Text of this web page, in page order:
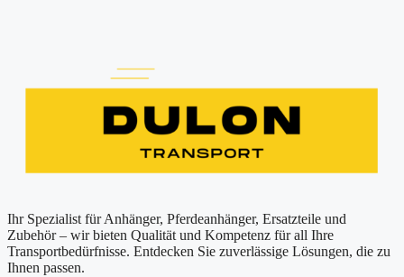
Ihr Spezialist für Anhänger, Pferdeanhänger, Ersatzteile und
Zubehör – wir bieten Qualität und Kompetenz für all Ihre
Transportbedürfnisse. Entdecken Sie zuverlässige Lösungen, die zu
Ihnen passen.